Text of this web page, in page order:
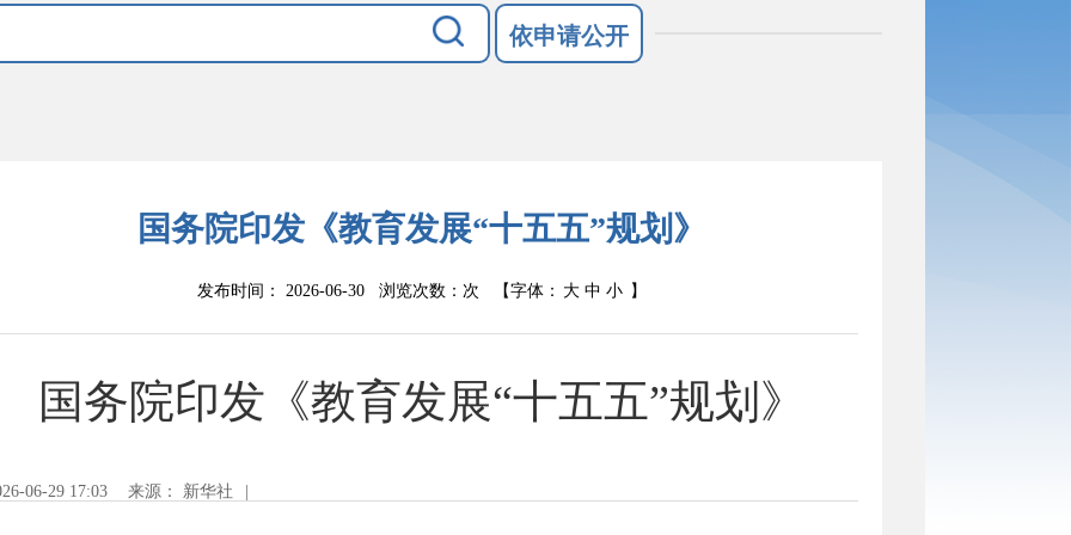
依申请公开
国务院印发《教育发展“十五五”规划》
发布时间： 2026-06-30 浏览次数： 次 【字体： 大 中 小 】
国务院印发《教育发展“十五五”规划》
06-29 17:03 来源： 新华社